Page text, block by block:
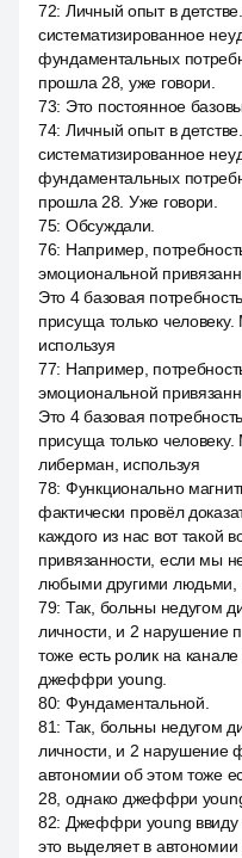
72: Личный опыт в
систематизированное
фундаментальных
прошла 28, уже говори.
73: Это постоянное
74: Личный опыт в
систематизированное
фундаментальных
прошла 28. Уже говори.
75: Обсуждали.
76: Например,
эмоциональной
Это 4 базовая
присуща только
используя
77: Например,
эмоциональной
Это 4 базовая
присуща только
либерман, используя
78: Функционально
фактически провёл
каждого из нас вот такой
привязанности, если мы
любыми другими людьми,
79: Так, больны недугом
личности, и 2 нарушение
тоже есть ролик на
джеффри young.
80: Фундаментальной.
81: Так, больны недугом
личности, и 2 нарушение
автономии об этом тоже
28, однако джеффри
82: Джеффри young ввиду
это выделяет в